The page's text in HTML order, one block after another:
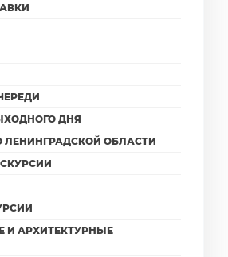
ДНЯ
ЛЕНИНГРАДСКОЙ ОБЛАСТИ
И АРХИТЕКТУРНЫЕ